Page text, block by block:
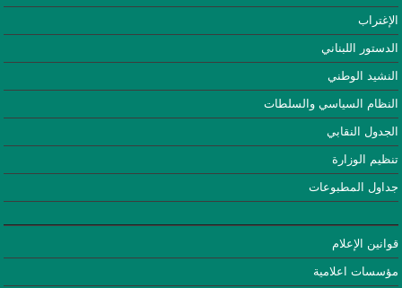
الإغتراب
الدستور اللبناني
النشيد الوطني
النظام السياسي والسلطات
الجدول النقابي
تنظيم الوزارة
جداول المطبوعات
قوانين الإعلام
مؤسسات اعلامية